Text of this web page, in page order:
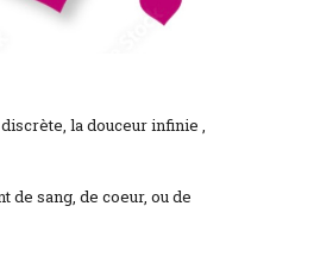
la douceur infinie ,
de sang, de coeur, ou de